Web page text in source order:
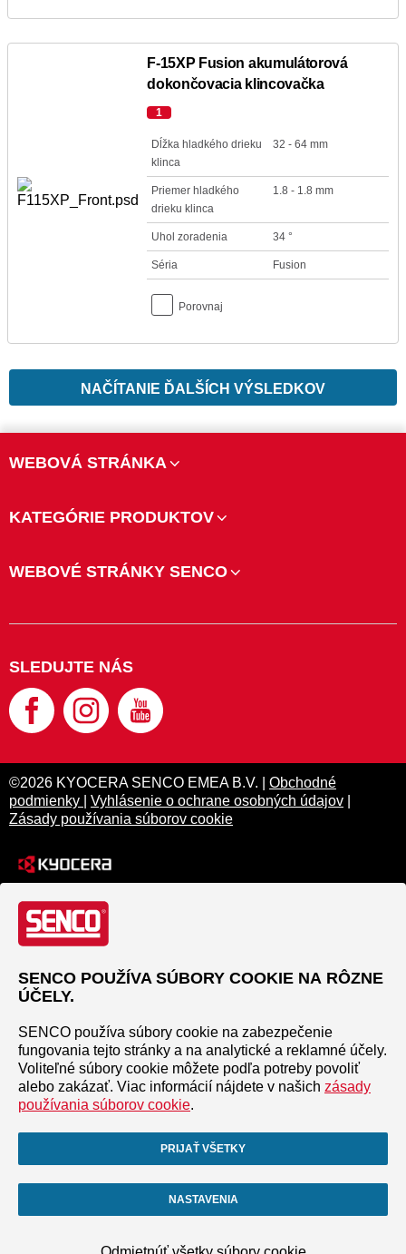
F-15XP Fusion akumulátorová
dokončovacia klincovačka
1
Dĺžka hladkého drieku
klinca
32 - 64 mm
Priemer hladkého
drieku klinca
1.8 - 1.8 mm
Uhol zoradenia 34 °
Séria Fusion
Porovnaj
NAČÍTANIE ĎALŠÍCH VÝSLEDKOV
WEBOVÁ STRÁNKA
KATEGÓRIE PRODUKTOV
WEBOVÉ STRÁNKY SENCO
SLEDUJTE NÁS
©2026 KYOCERA SENCO EMEA B.V. | Obchodné
podmienky
Vyhlásenie o ochrane osobných údajov
Zásady používania súborov cookie
SENCO POUŽÍVA SÚBORY COOKIE NA RÔZNE
ÚČELY.
SENCO používa súbory cookie na zabezpečenie
fungovania tejto stránky a na analytické a reklamné účely.
Voliteľné súbory cookie môžete podľa potreby povoliť
alebo zakázať. Viac informácií nájdete v našich zásady
používania súborov cookie.
PRIJAŤ VŠETKY
NASTAVENIA